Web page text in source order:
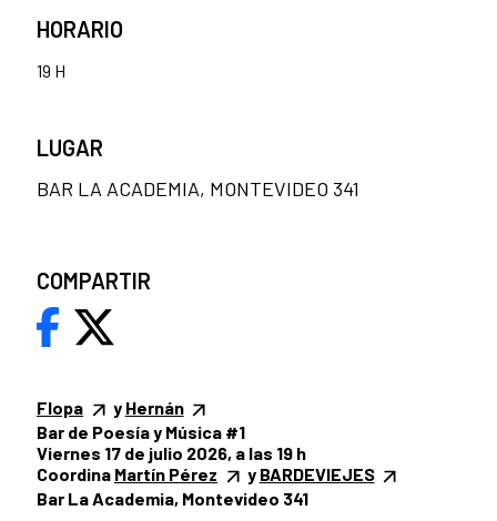
Flopa y Hernán
Bar de Poesía y Música #1
Viernes 17 de julio 2026, a las 19 h
Coordina Martín Pérez y BARDEVIEJES
Bar La Academia, Montevideo 341
HORARIO
19 H
LUGAR
BAR LA ACADEMIA, MONTEVIDEO 341
COMPARTIR